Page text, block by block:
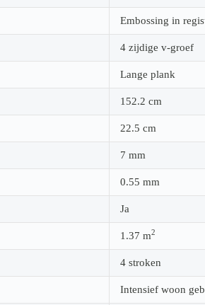
Embossing in
4 zijdige v-groef
Lange plank
152.2 cm
22.5 cm
7 mm
0.55 mm
Ja
1.37 m2
4 stroken
Intensief woon